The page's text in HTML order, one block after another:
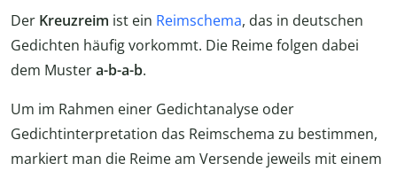
Der Kreuzreim ist ein Reimschema, das in deutschen
Gedichten häufig vorkommt. Die Reime folgen dabei
dem Mustera-b-a-b.
Um im Rahmen einer Gedichtanalyse oder
Gedichtinterpretation das Reimschema zu bestimmen,
markiert man die Reime am Versende jeweils mit einem